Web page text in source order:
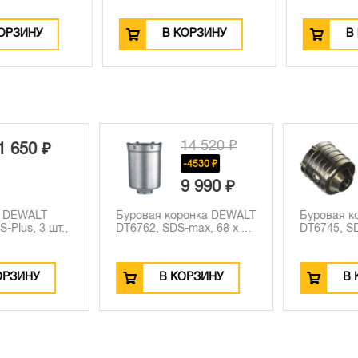
В КОРЗИНУ В
650 ₽
Plus, 3 шт.,
14 520 ₽
-4530 ₽
9 990 ₽
Буровая коронка DEWALT
DT6762, SDS-max, 68 x ...
В КОРЗИНУ
Буровая
DT6745,
В